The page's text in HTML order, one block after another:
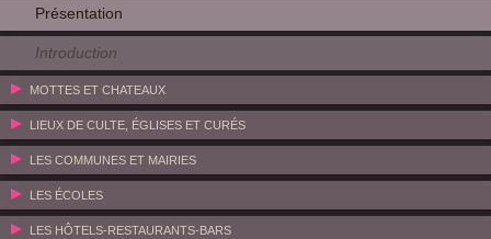
Présentation
Introduction
MOTTES ET CHATEAUX
LIEUX DE CULTE, ÉGLISES ET CURÉS
LES COMMUNES ET MAIRIES
LES ÉCOLES
LES HÔTELS-RESTAURANTS-BARS